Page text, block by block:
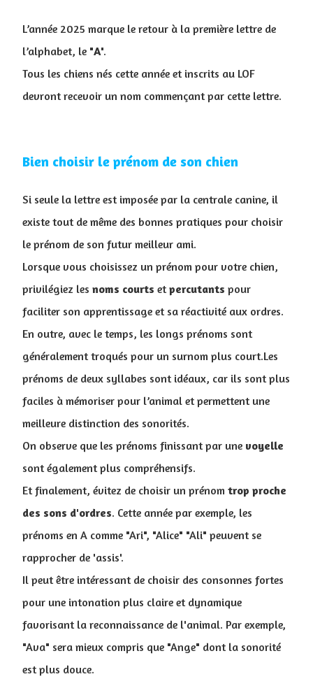
L’année 2025 marque le retour à la première lettre de
l’alphabet, le "A".
Tous les chiens nés cette année et inscrits au LOF
devront recevoir un nom commençant par cette lettre.
Bien choisir le prénom de son chien
Si seule la lettre est imposée par la centrale canine, il
existe tout de même des bonnes pratiques pour choisir
le prénom de son futur meilleur ami.
Lorsque vous choisissez un prénom pour votre chien,
privilégiez les noms courts etpercutants pour
faciliter son apprentissage et sa réactivité aux ordres.
En outre, avec le temps, les longs prénoms sont
généralement troqués pour un surnom plus court.Les
prénoms de deux syllabes sont idéaux, car ils sont plus
faciles à mémoriser pour l’animal et permettent une
meilleure distinction des sonorités.
On observe que les prénoms finissant par une voyelle
sont également plus compréhensifs.
Et finalement, évitez de choisir un prénom trop proche
des sons d'ordres. Cette année par exemple, les
prénoms en A comme "Ari", "Alice" "Ali" peuvent se
rapprocher de 'assis'.
Il peut être intéressant de choisir des consonnes fortes
pour une intonation plus claire et dynamique
favorisant la reconnaissance de l'animal. Par exemple,
"Ava" sera mieux compris que "Ange" dont la sonorité
est plus douce.